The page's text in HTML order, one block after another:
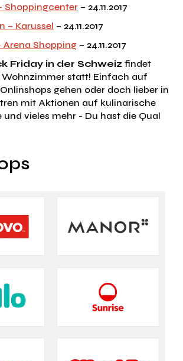
Shoppingcenter – 24.11.2017
– Karussel – 24.11.2017
Arena Shopping – 24.11.2017
Friday in der Schweiz findet
Wohnzimmer statt! Einfach auf
gehen oder doch lieber in
mit Aktionen auf kulinarische
und vieles mehr - Du hast die Qual